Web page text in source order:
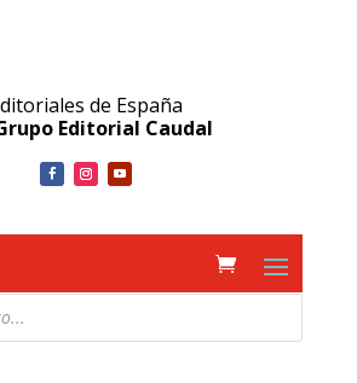
de España
Editorial Caudal